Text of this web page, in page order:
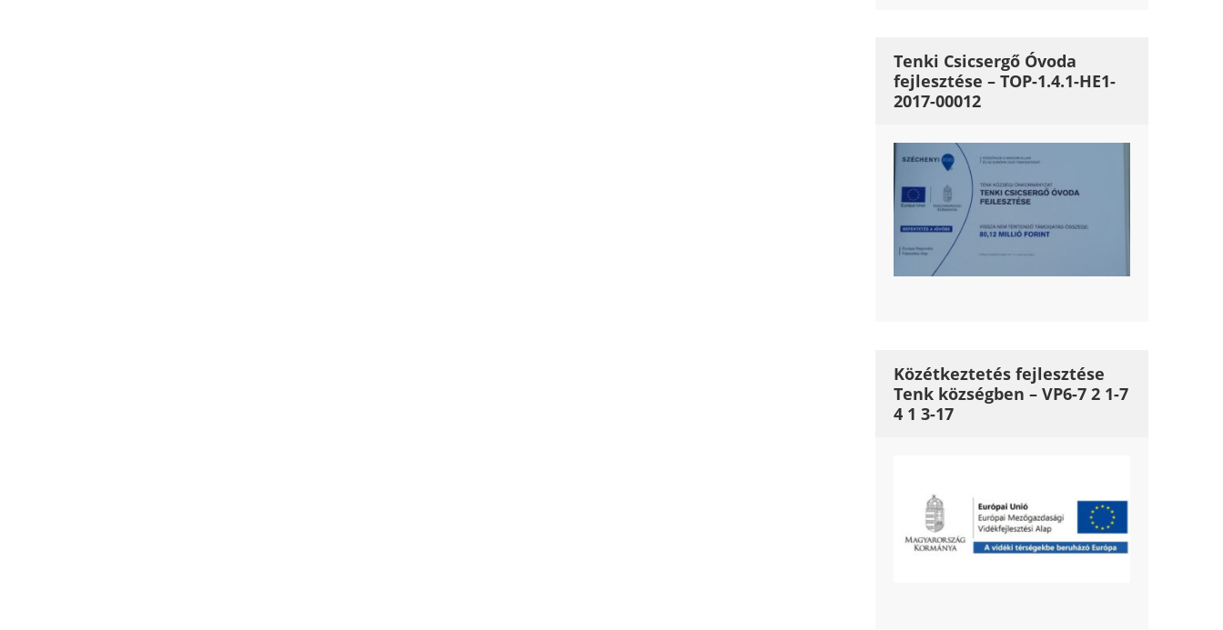
Tenki Csicsergő Óvoda
fejlesztése – TOP-1.4.1-HE1-
2017-00012
Közétkeztetés fejlesztése
Tenk községben – VP6-7 2 1-7
4 1 3-17